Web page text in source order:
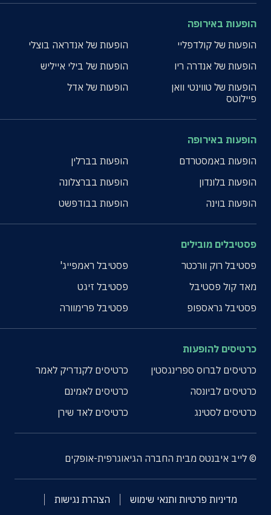
הופעות באירופה
הופעות של קולדפליי
הופעות של אנדראה בוצלי
הופעות של אנדרה ריו
הופעות של בילי אייליש
הופעות של טווינטי וואן
פיילוטס
הופעות של אדל
הופעות באירופה
הופעות באמסטרדם
הופעות בברלין
הופעות בלונדון
הופעות בברצלונה
הופעות בוינה
הופעות בבודפשט
פסטיבלים מובילים
פסטיבל רוק וורכטר
פסטיבל ראמפייג'
מאד קול פסטיבל
פסטיבל זיגט
פסטיבל גראספופ
פסטיבל פרימוורה
כרטיסים להופעות
כרטיסים לברוס ספרינגסטין
כרטיסים לקנדריק לאמר
כרטיסים לביונסה
כרטיסים לאמינם
כרטיסים לסטינג
כרטיסים לאד שירן
© לייב איבנטס מבית החברה הגיאוגרפית-אופקים
מדיניות פרטיות ותנאי שימוש
הצהרת נגישות